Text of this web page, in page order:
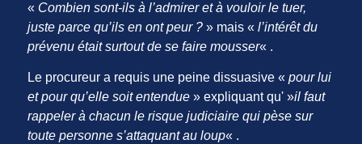
« Combien sont-ils à l’admirer et à vouloir le tuer,
juste parce qu’ils en ont peur ? » mais «l’intérêt du
prévenu était surtout de se faire mousser« .
Le procureur a requis une peine dissuasive «pour lui
et pour qu’elle soit entendue » expliquant qu' »il faut
rappeler à chacun le risque judiciaire qui pèse sur
toute personne s’attaquant au loup« .